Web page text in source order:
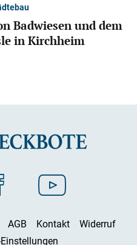
Badwiesen und dem
in Kirchheim
AGB Kontakt
Widerruf